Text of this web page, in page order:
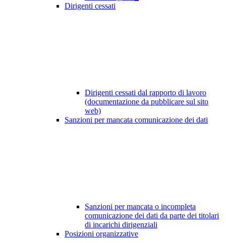
Dirigenti cessati
Dirigenti cessati dal rapporto di lavoro
(documentazione da pubblicare sul sito
web)
Sanzioni per mancata comunicazione dei dati
Sanzioni per mancata o incompleta
comunicazione dei dati da parte dei titolari
di incarichi dirigenziali
Posizioni organizzative